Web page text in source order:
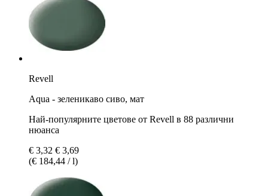
Revell
Aqua - зеленикаво сиво, мат
Най-популярните цветове от Revell в 88 различни
нюанса
€ 3,32 € 3,69
(€ 184,44 / l)